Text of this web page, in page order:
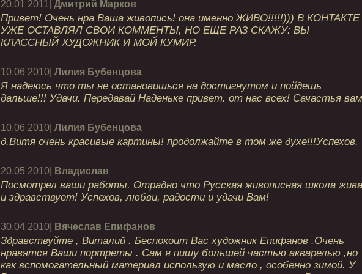
20.01 2011| Дмитрий Марков
Привет! Очень нра Ваша живопись! она именно ЖИВО!!!!!))) В
УЖЕ ОСТАВЛЯЛ СВОИ КОММЕНТЫ, НО ЕЩЕ РАЗ СКАЖУ: ВЫ
КЛАССНЫЙ ХУДОЖНИК И МОЙ КУМИР.
10.06 2010| Лилия Бубенцова
Я надеюсь что ты не остановишься на достигнутом и пойдешь
дальше!!! Удачи. Передавай Наденьке привет. от нас всех! Сачастья вам
10.06 2010| Лилия Бубенцова
д.Витя очень красивые картины! продолжайте в том же духе!!!Успехов.
20.05 2010| Владислав
Посмотрел ваши работы. Отрадно что Русская живописная школа жива
и здравствует! Успехов, любви, радости и удачи Вам!
30.04 2010| Вячеслав Епифанов
Здравствуйте , Виталий . Беспокоит Вас художник Епифанов .Очень
нравятся Ваши портреты . Сам я пишу большей частью акварелью ,но
как вспомогательный материал использую и масло , особенно зимой. У